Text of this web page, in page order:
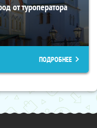
от туроператора
ПОДРОБНЕЕ